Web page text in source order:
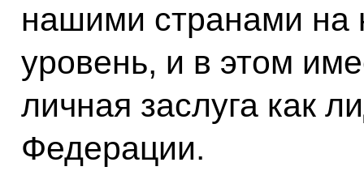
нашими странами на
уровень, и в этом
личная заслуга как
Федерации.